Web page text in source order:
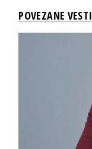
POVEZANE VESTI